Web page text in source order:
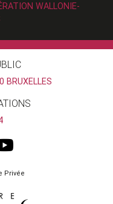
WALLONIE-
BRUXELLES
Privée